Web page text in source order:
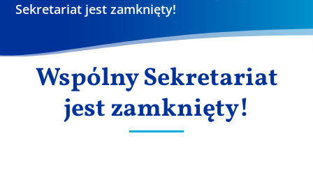
Wyniki
Sekretariat jest zamknięty!
Wspólny Sekretariat
jest zamknięty!